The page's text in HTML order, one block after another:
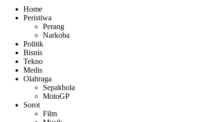
Home
Peristiwa
Perang
Narkoba
Politik
Bisnis
Tekno
Medis
Olahraga
Sepakbola
MotoGP
Sorot
Film